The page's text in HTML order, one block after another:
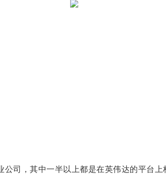
，其中一半以上都是在英伟达的平台上